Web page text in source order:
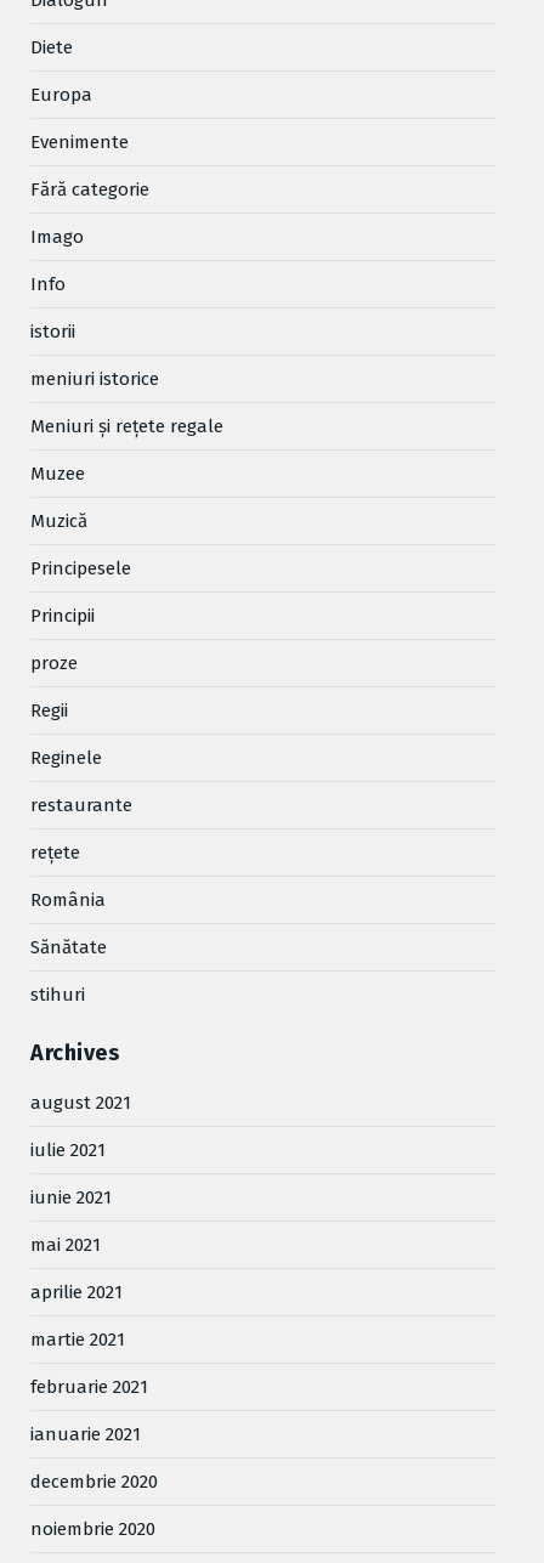
Diete
Europa
Evenimente
Fără categorie
Imago
Info
istorii
meniuri istorice
Meniuri și rețete regale
Muzee
Muzică
Principesele
Principii
proze
Regii
Reginele
restaurante
reţete
România
Sănătate
stihuri
Archives
august 2021
iulie 2021
iunie 2021
mai 2021
aprilie 2021
martie 2021
februarie 2021
ianuarie 2021
decembrie 2020
noiembrie 2020